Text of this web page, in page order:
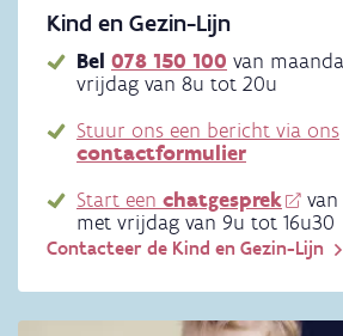
Kind en Gezin-Lijn
Bel 078 150 100 van
vrijdag van 8u tot 20u
Stuur ons een bericht via ons
contactformulier
Start een chatgesprek
van
met vrijdag van 9u tot 16u30
Contacteer de Kind en Gezin-Lijn